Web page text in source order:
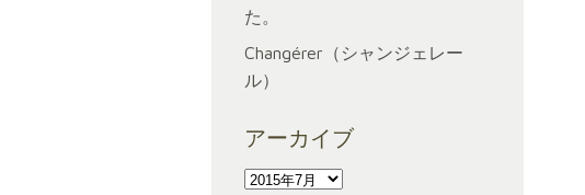
た。
Changérer（シャンジェレー
ル）
アーカイブ
ア